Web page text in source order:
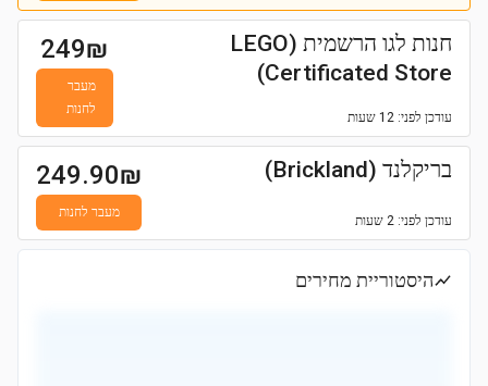
חנות לגו הרשמית (LEGO
Certificated Store)
עודכן לפני: 12 שעות
249₪
מעבר
לחנות
בריקלנד (Brickland)
עודכן לפני: 2 שעות
249.90₪
מעבר לחנות
היסטוריית מחירים